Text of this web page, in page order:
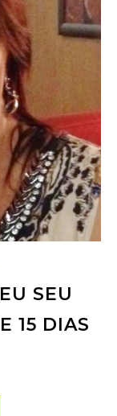
SEU
15 DIAS